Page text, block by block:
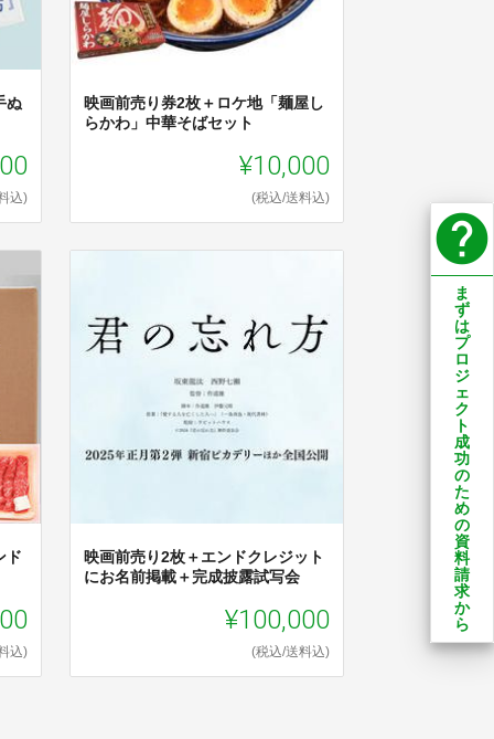
ぬ
込)
映画前売り券2枚＋ロケ地「麺屋し
らかわ」中華そばセット
¥10,000
(税込/送料込)
ド
込)
映画前売り2枚＋エンドクレジット
にお名前掲載＋完成披露試写会
¥100,000
(税込/送料込)
help
ま
ず
は
プ
ロ
ジ
ェ
ク
ト
成
功
の
た
め
の
資
料
請
求
か
ら